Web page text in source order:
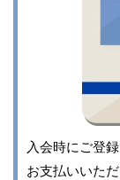
入会時にご登
お支払いいた